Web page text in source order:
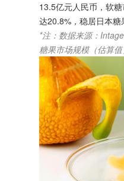
13.5亿元人民币，软
达20.8%，稳居日本糖
*注：数据来源：
糖果市场规模（估算值